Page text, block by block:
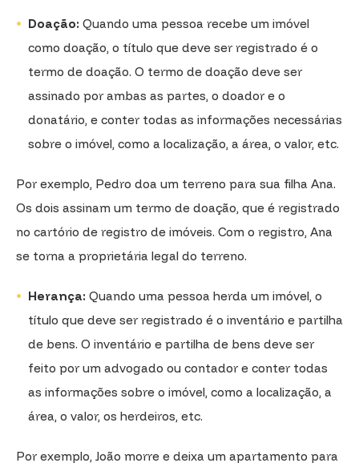
Doação: Quando uma pessoa recebe um imóvel
como doação, o título que deve ser registrado é o
termo de doação. O termo de doação deve ser
assinado por ambas as partes, o doador e o
donatário, e conter todas as informações necessárias
sobre o imóvel, como a localização, a área, o valor, etc.
Por exemplo, Pedro doa um terreno para sua filha Ana.
Os dois assinam um termo de doação, que é registrado
no cartório de registro de imóveis. Com o registro, Ana
se torna a proprietária legal do terreno.
Herança: Quando uma pessoa herda um imóvel, o
título que deve ser registrado é o inventário e partilha
de bens. O inventário e partilha de bens deve ser
feito por um advogado ou contador e conter todas
as informações sobre o imóvel, como a localização, a
área, o valor, os herdeiros, etc.
Por exemplo, João morre e deixa um apartamento para